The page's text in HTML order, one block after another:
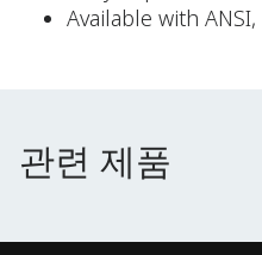
Available with
관련 제품
관련 제품